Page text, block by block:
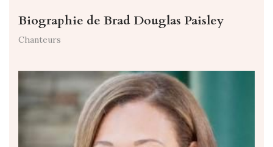
Biographie de Brad Douglas Paisley
Chanteurs